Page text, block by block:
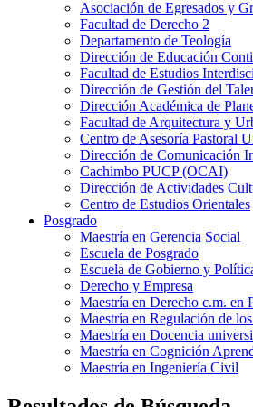
Asociación de Egresados y
Facultad de Derecho 2
Departamento de Teología
Dirección de Educación
Facultad de Estudios
Dirección de Gestión del
Dirección Académica de
Facultad de Arquitectura y
Centro de Asesoría Pastoral
Dirección de Comunicación
Cachimbo PUCP (OCAI)
Dirección de Actividades
Centro de Estudios Orientales
Posgrado
Maestría en Gerencia Social
Escuela de Posgrado
Escuela de Gobierno y
Derecho y Empresa
Maestría en Derecho c.m. en
Maestría en Regulación de
Maestría en Docencia
Maestría en Cognición
Maestría en Ingeniería Civil